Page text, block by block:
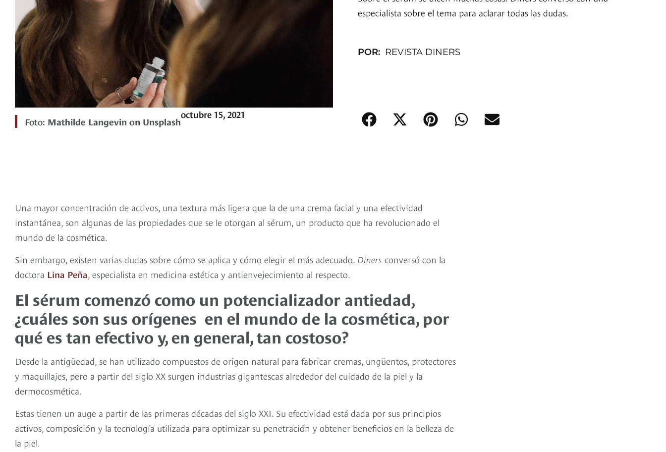
Foto: Mathilde Langevin on Unsplash
octubre 15, 2021
especialista sobre el tema para aclarar todas las dudas.
POR: REVISTA DINERS
Una mayor concentración de activos, una textura más ligera que la de una crema facial y una efectividad
instantánea, son algunas de las propiedades que se le otorgan al sérum, un producto que ha revolucionado el
mundo de la cosmética.
Sin embargo, existen varias dudas sobre cómo se aplica y cómo elegir el más adecuado. Diners conversó con la
doctora Lina Peña, especialista en medicina estética y antienvejecimiento al respecto.
El sérum comenzó como un potencializador antiedad,
¿cuáles son sus orígenes en el mundo de la cosmética, por
qué es tan efectivo y, en general, tan costoso?
Desde la antigüedad, se han utilizado compuestos de origen natural para fabricar cremas, ungüentos, protectores
y maquillajes, pero a partir del siglo XX surgen industrias gigantescas alrededor del cuidado de la piel y la
dermocosmética.
Estas tienen un auge a partir de las primeras décadas del siglo XXI. Su efectividad está dada por sus principios
activos, composición y la tecnología utilizada para optimizar su penetración y obtener beneficios en la belleza de
la piel.